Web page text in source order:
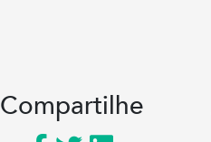
Compartilhe